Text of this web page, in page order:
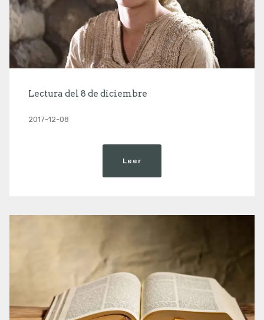
Lectura del 8 de diciembre
2017-12-08
Leer